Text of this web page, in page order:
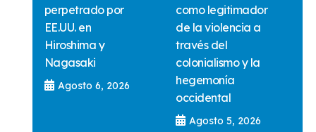
perpetrado por
EE.UU. en
Hiroshima y
Nagasaki
Agosto 6, 2026
como legitimador
de la violencia a
través del
colonialismo y la
hegemonía
occidental
Agosto 5, 2026